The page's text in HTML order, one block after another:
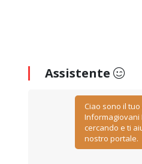
Assistente
Ciao sono il
Informagiovani
cercando e ti
nostro portale.